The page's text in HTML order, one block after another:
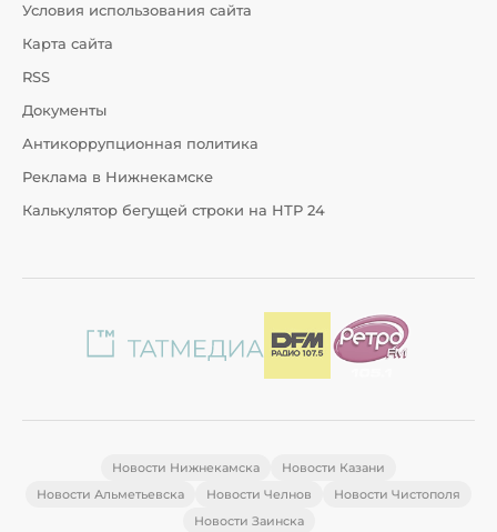
Условия использования сайта
Карта сайта
RSS
Документы
Антикоррупционная политика
Реклама в Нижнекамске
Калькулятор бегущей строки на НТР 24
Новости Нижнекамска
Новости Казани
Новости Альметьевска
Новости Челнов
Новости Чистополя
Новости Заинска